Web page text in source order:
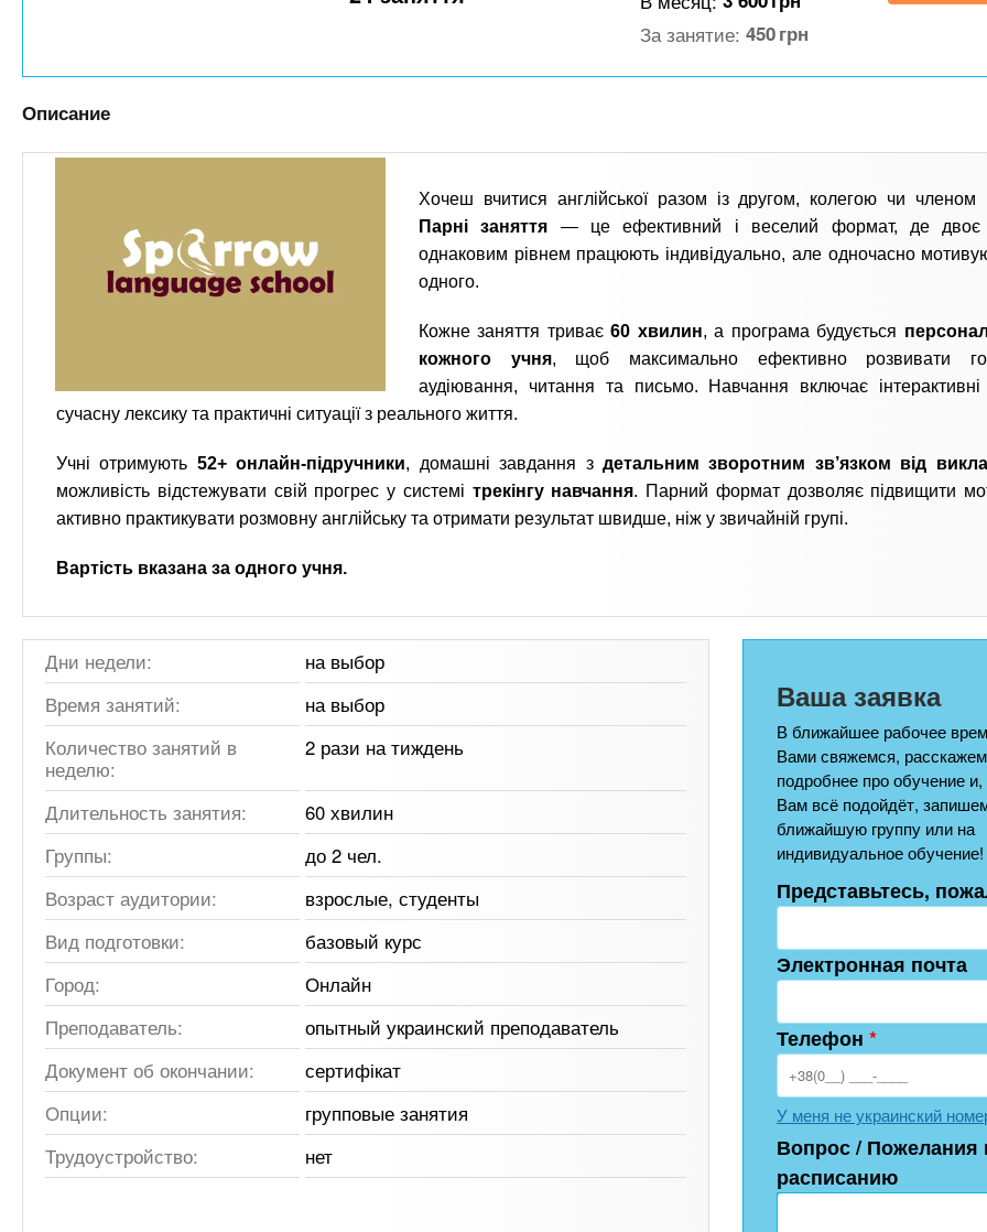
t
s
o
а
в
За занятие:450грн
Описание
Хочеш вчитися англійської разом із другом, колегою чи членом
Парні заняття — це ефективний і веселий формат, де двоє
однаковим рівнем працюють індивідуально, але одночасно
одного.
Кожне заняття триває60 хвилин, а програма будується
кожного учня, щоб максимально ефективно розвивати
аудіювання, читання та письмо. Навчання включає
сучасну лексику та практичні ситуації з реального життя.
Учні отримують 52+ онлайн-підручники, домашні завдання з детальним зворотним зв’язком від
можливість відстежувати свій прогрес у системі трекінгу навчання. Парний формат дозволяє підвищити
активно практикувати розмовну англійську та отримати результат швидше, ніж у звичайній групі.
Вартість вказана за одного учня.
Дни недели:
на выбор
Время занятий:
на выбор
Количество занятий в
неделю:
2 рази на тиждень
Длительность занятия:
60 хвилин
Группы:
до 2 чел.
Возраст аудитории:
взрослые, студенты
Вид подготовки:
базовый курс
Город:
Онлайн
Преподаватель:
опытный украинский преподаватель
Документ об окончании:
сертифікат
Опции:
групповые занятия
Трудоустройство:
нет
Ваша заявка
В ближайшее рабочее
Вами свяжемся, расскажем
подробнее про обучение
Вам всё подойдёт,
ближайшую группу или на
индивидуальное обучение!
Представьтесь,
Электронная почта
Телефон *
У меня не украинский
Вопрос / Пожелания
расписанию